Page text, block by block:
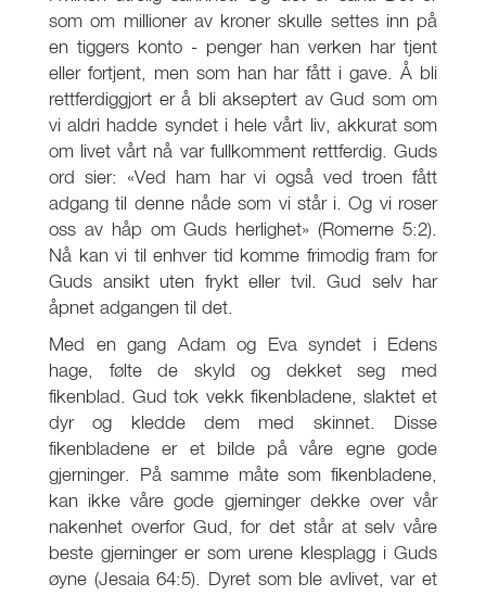
som om millioner av kroner skulle settes inn på
en tiggers konto - penger han verken har tjent
eller fortjent, men som han har fått i gave. Å bli
rettferdiggjort er å bli akseptert av Gud som om
vi aldri hadde syndet i hele vårt liv, akkurat som
om livet vårt nå var fullkomment rettferdig. Guds
ord sier: «Ved ham har vi også ved troen fått
adgang til denne nåde som vi står i. Og vi roser
oss av håp om Guds herlighet» (Romerne 5:2).
Nå kan vi til enhver tid komme frimodig fram for
Guds ansikt uten frykt eller tvil. Gud selv har
åpnet adgangen til det.
Med en gang Adam og Eva syndet i Edens
hage, følte de skyld og dekket seg med
fikenblad. Gud tok vekk fikenbladene, slaktet et
dyr og kledde dem med skinnet. Disse
fikenbladene er et bilde på våre egne gode
gjerninger. På samme måte som fikenbladene,
kan ikke våre gode gjerninger dekke over vår
nakenhet overfor Gud, for det står at selv våre
beste gjerninger er som urene klesplagg i Guds
øyne (Jesaia 64:5). Dyret som ble avlivet, var et